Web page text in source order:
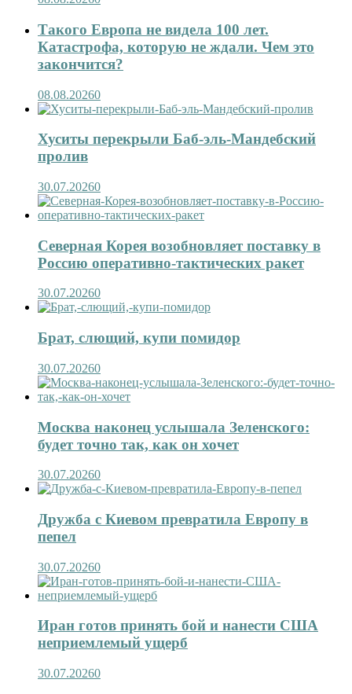
Такого Европа не видела 100 лет.
Катастрофа, которую не ждали. Чем это
закончится?
08.08.20260
Хуситы перекрыли Баб-эль-Мандебский
пролив
30.07.20260
Северная Корея возобновляет поставку в
Россию оперативно-тактических ракет
30.07.20260
Брат, слющий, купи помидор
30.07.20260
Москва наконец услышала Зеленского:
будет точно так, как он хочет
30.07.20260
Дружба с Киевом превратила Европу в
пепел
30.07.20260
Иран готов принять бой и нанести США
неприемлемый ущерб
30.07.20260